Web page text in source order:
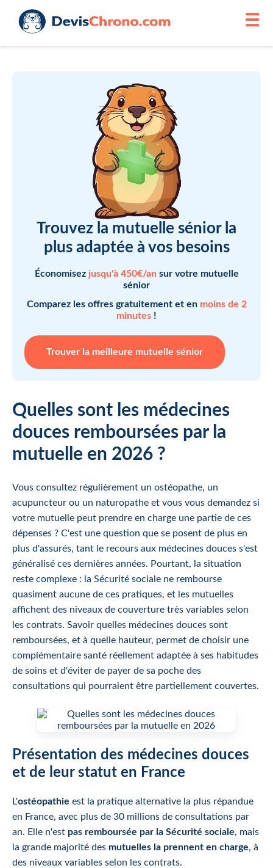
☰
Trouvez la mutuelle sénior la
plus adaptée à vos besoins
Économisez jusqu'à 450€/an sur votre mutuelle
sénior
Comparez les offres gratuitement et en moins de 2
minutes !
Trouver la meilleure mutuelle sénior
Quelles sont les médecines
douces remboursées par la
mutuelle en 2026 ?
Vous consultez régulièrement un ostéopathe, un
acupuncteur ou un naturopathe et vous vous demandez si
votre mutuelle peut prendre en charge une partie de ces
dépenses ? C'est une question que se posent de plus en
plus d'assurés, tant le recours aux médecines douces s'est
généralisé ces dernières années. Pourtant, la situation
reste complexe : la Sécurité sociale ne rembourse
quasiment aucune de ces pratiques, et les mutuelles
affichent des niveaux de couverture très variables selon
les contrats. Savoir quelles médecines douces sont
remboursées, et à quelle hauteur, permet de choisir une
complémentaire santé réellement adaptée à ses habitudes
de soins et d'éviter de payer de sa poche des
consultations qui pourraient être partiellement couvertes.
Présentation des médecines douces
et de leur statut en France
L'ostéopathie est la pratique alternative la plus répandue
en France, avec plus de 30 millions de consultations par
an. Elle n'est pas remboursée par la Sécurité sociale, mais
la grande majorité des mutuelles la prennent en charge, à
des niveaux variables selon les contrats.